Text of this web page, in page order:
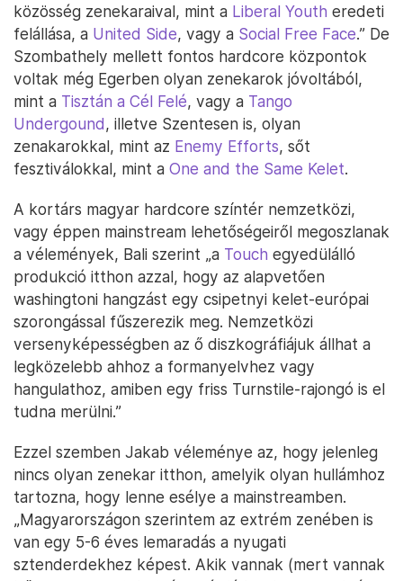
közösség zenekaraival, mint a Liberal Youth eredeti
felállása, a United Side, vagy a Social Free Face.” De
Szombathely mellett fontos hardcore központok
voltak még Egerben olyan zenekarok jóvoltából,
mint a Tisztán a Cél Felé, vagy a Tango
Undergound, illetve Szentesen is, olyan
zenakarokkal, mint az Enemy Efforts, sőt
fesztiválokkal, mint a One and the Same Kelet.
A kortárs magyar hardcore színtér nemzetközi,
vagy éppen mainstream lehetőségeiről megoszlanak
a vélemények, Bali szerint „a Touch egyedülálló
produkció itthon azzal, hogy az alapvetően
washingtoni hangzást egy csipetnyi kelet-európai
szorongással fűszerezik meg. Nemzetközi
versenyképességben az ő diszkográfiájuk állhat a
legközelebb ahhoz a formanyelvhez vagy
hangulathoz, amiben egy friss Turnstile-rajongó is el
tudna merülni.”
Ezzel szemben Jakab véleménye az, hogy jelenleg
nincs olyan zenekar itthon, amelyik olyan hullámhoz
tartozna, hogy lenne esélye a mainstreamben.
„Magyarországon szerintem az extrém zenében is
van egy 5-6 éves lemaradás a nyugati
sztenderdekhez képest. Akik vannak (mert vannak